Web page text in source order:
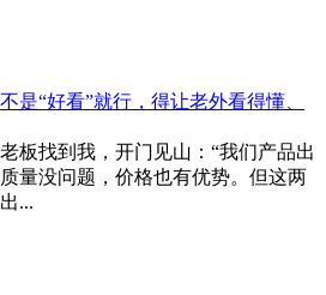
是“好看”就行，得让老外看得懂、
板找到我，开门见山：“我们产品出
量没问题，价格也有优势。但这两
...